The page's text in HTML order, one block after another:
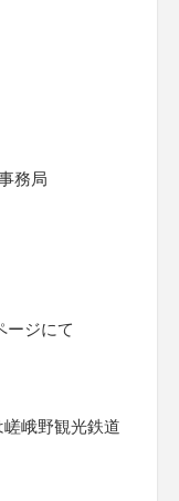
務局
ージにて
峨野観光鉄道